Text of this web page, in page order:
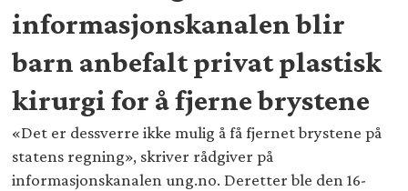
informasjonskanalen blir
barn anbefalt privat plastisk
kirurgi for å fjerne brystene
«Det er dessverre ikke mulig å få fjernet brystene på
statens regning», skriver rådgiver på
informasjonskanalen ung.no. Deretter ble den 16-